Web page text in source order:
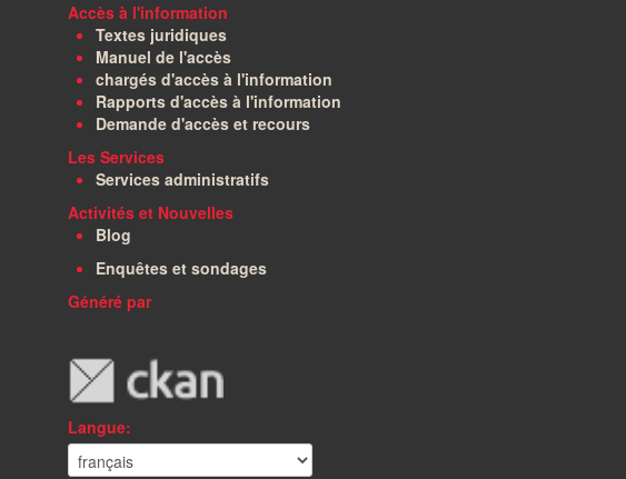
Accès à l'information
Textes juridiques
Manuel de l'accès
chargés d'accès à l'information
Rapports d'accès à l'information
Demande d'accès et recours
Les Services
Services administratifs
Activités et Nouvelles
Blog
Enquêtes et sondages
Généré par
Langue